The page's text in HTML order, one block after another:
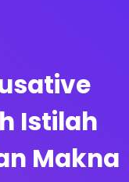
Istilah
Makna